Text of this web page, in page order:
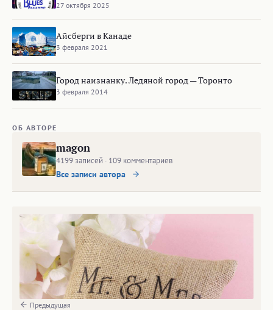
27 октября 2025
Айсберги в Канаде
3 февраля 2021
Город наизнанку. Ледяной город — Торонто
3 февраля 2014
ОБ АВТОРЕ
magon
4199 записей · 109 комментариев
Все записи автора
Предыдущая